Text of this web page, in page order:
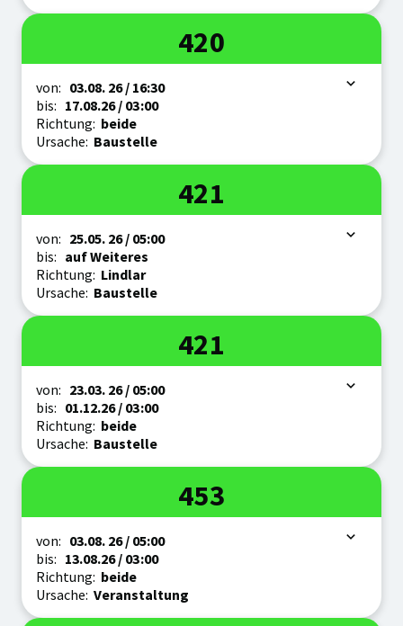
Linie
420
Zeitraum
von: 03.08. 26/ 16:30
bis: 17.08.26/ 03:00
Richtung: beide
Ursache: Baustelle
Linie
421
Zeitraum
von: 25.05. 26/ 05:00
bis: auf Weiteres
Richtung: Lindlar
Ursache: Baustelle
Linie
421
Zeitraum
von: 23.03. 26/ 05:00
bis: 01.12.26/ 03:00
Richtung: beide
Ursache: Baustelle
Linie
453
Zeitraum
von: 03.08. 26/ 05:00
bis: 13.08.26/ 03:00
Richtung: beide
Ursache: Veranstaltung